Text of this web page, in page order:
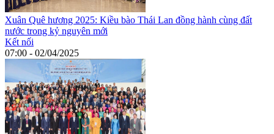
Xuân Quê hương 2025: Kiều bào Thái Lan đồng hành cùng đất
nước trong kỷ nguyên mới
Kết nối
07:00 - 02/04/2025